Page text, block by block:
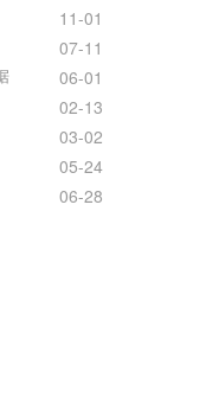
11-01
07-11
06-01
02-13
03-02
05-24
06-28